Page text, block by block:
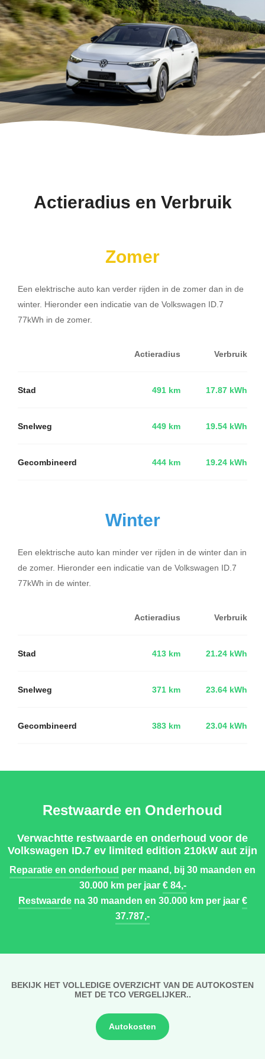
Actieradius en Verbruik
Zomer
Een elektrische auto kan verder rijden in de zomer dan in de
winter. Hieronder een indicatie van de Volkswagen ID.7
77kWh in de zomer.
Actieradius Verbruik
Stad 491 km 17.87 kWh
Snelweg 449 km 19.54 kWh
Gecombineerd 444 km 19.24 kWh
Winter
Een elektrische auto kan minder ver rijden in de winter dan in
de zomer. Hieronder een indicatie van de Volkswagen ID.7
77kWh in de winter.
Actieradius Verbruik
Stad 413 km 21.24 kWh
Snelweg 371 km 23.64 kWh
Gecombineerd 383 km 23.04 kWh
Restwaarde en Onderhoud
Verwachtte restwaarde en onderhoud voor de
Volkswagen ID.7 ev limited edition 210kW aut zijn
Reparatie en onderhoud per maand, bij 30 maanden en
30.000 km per jaar€ 84,-
Restwaardena 30 maanden en 30.000 km per jaar€
37.787,-
BEKIJK HET VOLLEDIGE OVERZICHT VAN DE AUTOKOSTEN
MET DE TCO VERGELIJKER..
Autokosten